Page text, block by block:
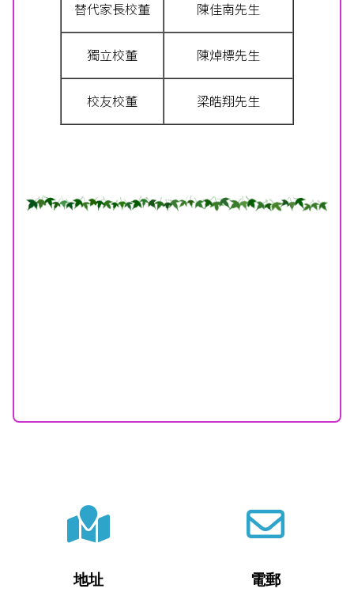
替代家長校董 陳佳南先生
獨立校董 陳焯標先生
校友校董 梁皓翔先生
地址 電郵